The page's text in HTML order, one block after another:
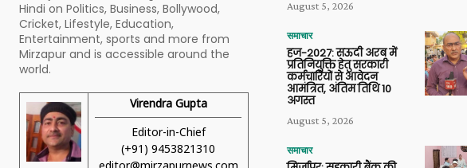
Hindi on Politics, Business, Bollywood,
Cricket, Lifestyle, Education,
Entertainment, sports and more from
Mirzapur and is accessible around the
world.
Virendra Gupta
Editor-in-Chief
(+91) 9453821310
editor@mirzapurnews.com
August 5, 2026
समाचार
हज-2027: सऊदी अरब में
प्रतिनियुक्ति हेतु सरकारी
कर्मचारियों से आवेदन
आमंत्रित, अंतिम तिथि 10
अगस्त
August 5, 2026
समाचार